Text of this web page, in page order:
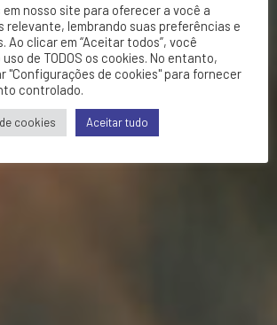
em nosso site para oferecer a você a
relevante, lembrando suas preferências e
Ao clicar em “Aceitar todos”, você
de TODOS os cookies. No entanto,
"Configurações de cookies" para fornecer
controlado.
cookies Aceitar tudo